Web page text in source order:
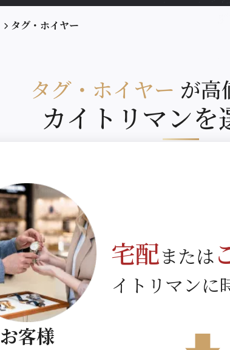
タグ・ホイヤー
タグ・ホイヤー が高
カイトリマンを
お客様
宅配または
イトリマンに